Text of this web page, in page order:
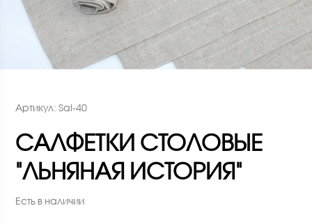
Артикул: Sal-40
САЛФЕТКИ СТОЛОВЫЕ
"ЛЬНЯНАЯ ИСТОРИЯ"
Есть в наличии